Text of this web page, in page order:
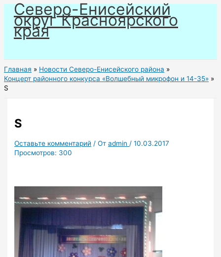
Перейти
содержимому
Северо-Енисейский
округ Красноярского
края
Главная
Новости Северо-Енисейского района
Концерт районного конкурса «Волшебный микрофон и 14-35»
S
S
Оставьте комментарий / Отadmin /10.03.2017
Просмотров: 300